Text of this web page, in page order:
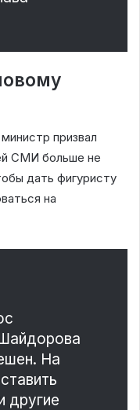
призвал
СМИ больше не
дать фигуристу
на
На
другие